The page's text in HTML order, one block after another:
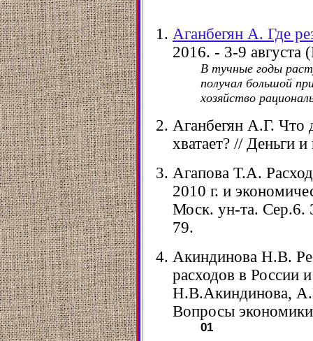
Аганбегян А. Где
2016. - 3-9 августа
В тучные годы
получал большой
хозяйство
Аганбегян А.Г. Что
хватает? // Деньги
Агапова Т.А.
2010 г. и
Моск. ун-та. Сер.6.
79.
Акиндинова Н.В.
расходов в России
Н.В.Акиндинова,
Вопросы
01